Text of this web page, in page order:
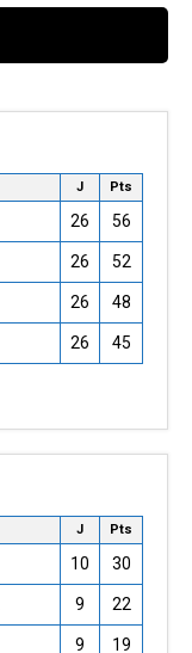
J Pts
26 56
26 52
26 48
26 45
J Pts
10 30
9 22
9 19